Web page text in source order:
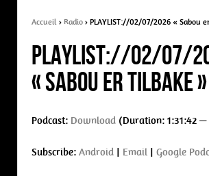
Accueil › Radio › PLAYLIST://02/07/2026 « Sabou
PLAYLIST://02/07/
« Sabou er tilbake »
Podcast: Download (Duration: 1:31:42 —
Subscribe: Android | Email | Google